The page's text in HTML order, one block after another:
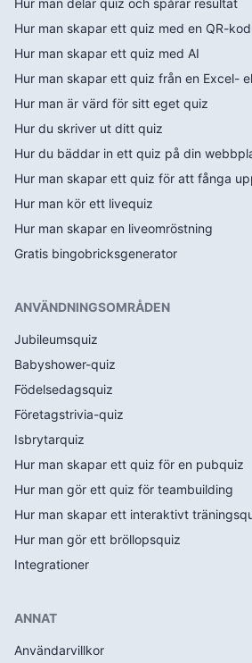
Hur man delar quiz och spårar resultat
Hur man skapar ett quiz med en QR-kod
Hur man skapar ett quiz med AI
Hur man skapar ett quiz från en Excel-
Hur man är värd för sitt eget quiz
Hur du skriver ut ditt quiz
Hur du bäddar in ett quiz på din
Hur man skapar ett quiz för att fånga
Hur man kör ett livequiz
Hur man skapar en liveomröstning
Gratis bingobricksgenerator
ANVÄNDNINGSOMRÅDEN
Jubileumsquiz
Babyshower-quiz
Födelsedagsquiz
Företagstrivia-quiz
Isbrytarquiz
Hur man skapar ett quiz för en pubquiz
Hur man gör ett quiz för teambuilding
Hur man skapar ett interaktivt
Hur man gör ett bröllopsquiz
Integrationer
ANNAT
Användarvillkor